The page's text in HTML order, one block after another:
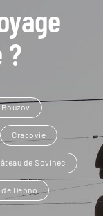
?
Cracovie
de Sovinec
Debno